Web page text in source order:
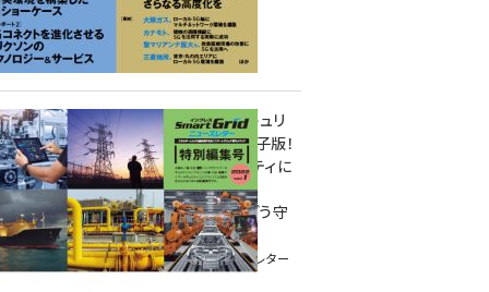
重要インフラサイバーセキュリ
ティコンファレンス特別電子版！
― 産業サイバーセキュリティに
関わる全ての方へ！ ―
加速するDX、OT/IoTをどう守
るか？
インプレス SmartGridニューズレター